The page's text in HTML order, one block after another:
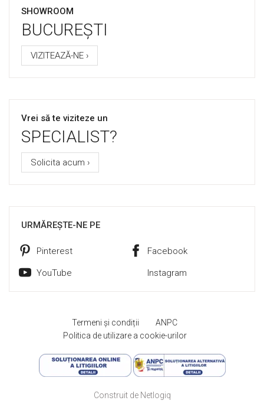
SHOWROOM
BUCUREȘTI
VIZITEAZĂ-NE ›
Vrei să te viziteze un
SPECIALIST?
Solicita acum ›
URMĂREȘTE-NE PE
Pinterest Facebook
YouTube Instagram
Termeni și condiții
ANPC
Politica de utilizare a cookie-urilor
Construit de Netlogiq